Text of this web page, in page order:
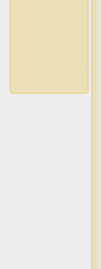
/home/dicionar/public_html/online.php
/home/dicionar/public_html/online.php